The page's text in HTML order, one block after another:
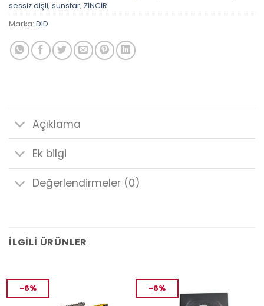
sessiz dişli, sunstar, ZİNCİR
Marka: DID
Açıklama
Ek bilgi
Değerlendirmeler (0)
İLGILI ÜRÜNLER
-6% -6%